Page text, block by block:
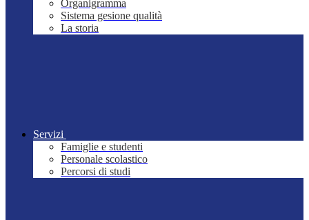
Organigramma
Sistema gesione qualità
La storia
Servizi
Famiglie e studenti
Personale scolastico
Percorsi di studi